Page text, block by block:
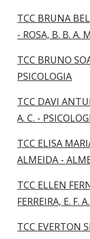
TCC BRUNA
- ROSA, B. B. A.
TCC BRUNO
PSICOLOGIA
TCC DAVI
A. C. -
TCC ELISA
ALMEIDA -
TCC ELLEN
FERREIRA, E. F.
TCC EVERTON